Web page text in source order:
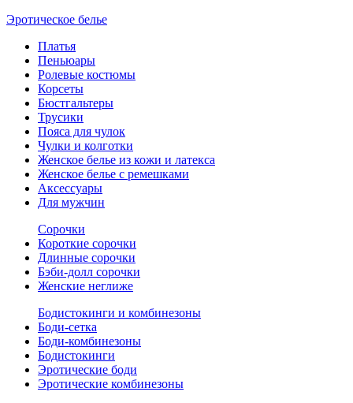
Эротическое белье
Платья
Пеньюары
Ролевые костюмы
Корсеты
Бюстгальтеры
Трусики
Пояса для чулок
Чулки и колготки
Женское белье из кожи и латекса
Женское белье с ремешками
Аксессуары
Для мужчин
Сорочки
Короткие сорочки
Длинные сорочки
Бэби-долл сорочки
Женские неглиже
Бодистокинги и комбинезоны
Боди-сетка
Боди-комбинезоны
Бодистокинги
Эротические боди
Эротические комбинезоны